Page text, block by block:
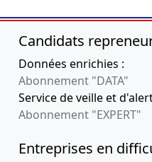
03-08-2011
Candidats
Données enrichies :
Abonnement "DATA"
Service de veille et
Abonnement "EXPERT"
Entreprises en